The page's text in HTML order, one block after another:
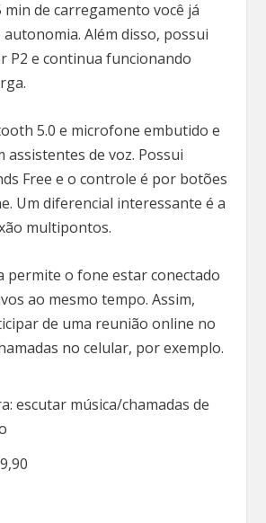
min de carregamento você já
Além disso, possui
P2 e continua funcionando
5.0 e microfone embutido e
assistentes de voz. Possui
Free e o controle é por botões
Um diferencial interessante é a
multipontos.
permite o fone estar conectado
ao mesmo tempo. Assim,
de uma reunião online no
no celular, por exemplo.
escutar música/chamadas de